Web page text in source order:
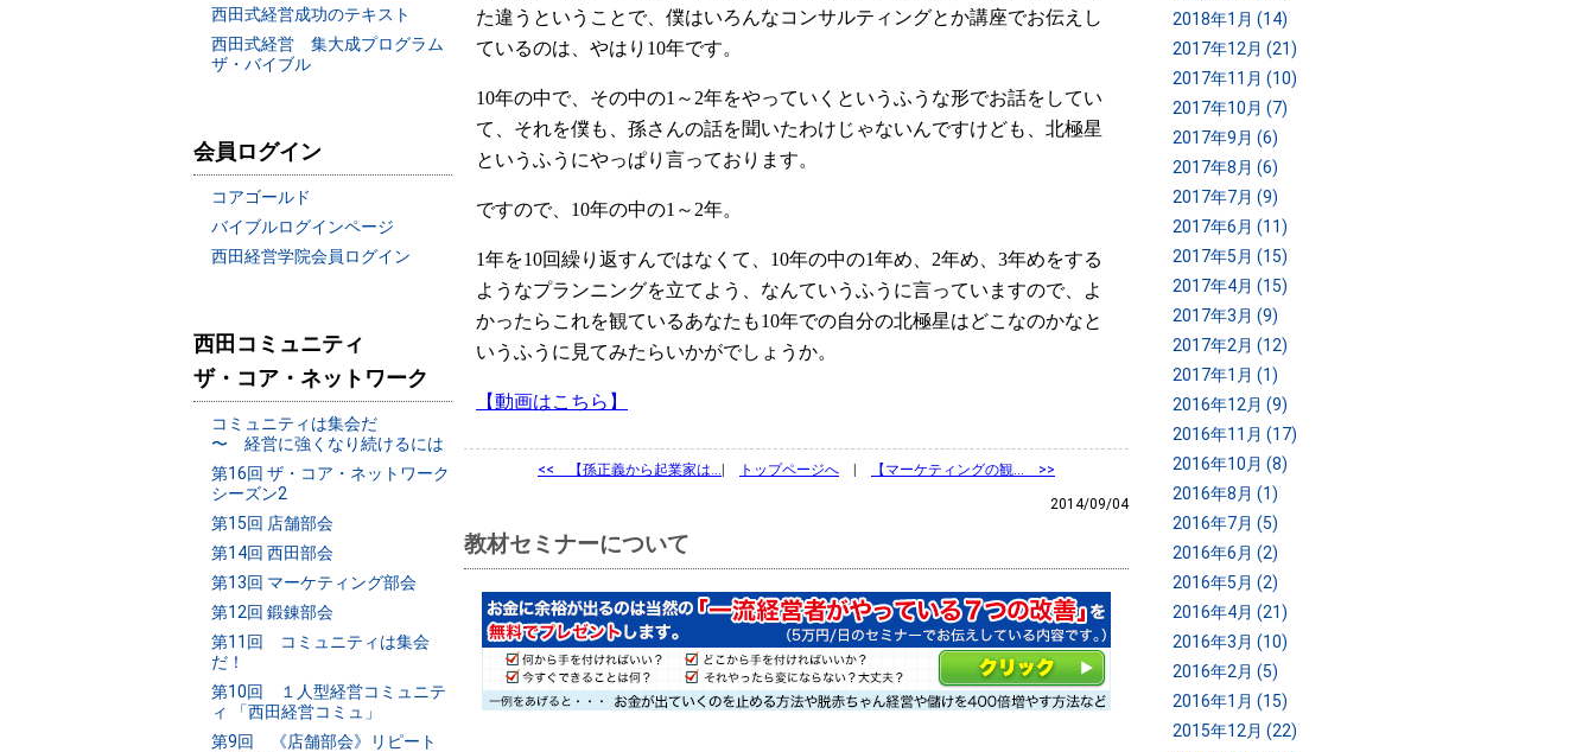
た違うということで、僕はいろんなコンサルティングとか講座でお伝えし
ているのは、やはり10年です。
10年の中で、その中の1～2年をやっていくというふうな形でお話をしてい
て、それを僕も、孫さんの話を聞いたわけじゃないんですけども、北極星
というふうにやっぱり言っております。
ですので、10年の中の1～2年。
1年を10回繰り返すんではなくて、10年の中の1年め、2年め、3年めをする
ようなプランニングを立てよう、なんていうふうに言っていますので、よ
かったらこれを観ているあなたも10年での自分の北極星はどこなのかなと
いうふうに見てみたらいかがでしょうか。
【動画はこちら】
<< 【孫正義から起業家は… | トップページへ | 【マーケティングの観… >>
2014/09/04
教材セミナーについて
西田式経営成功のテキスト
西田式経営 集大成プログラム
ザ・バイブル
会員ログイン
コアゴールド
バイブルログインページ
西田経営学院会員ログイン
西田コミュニティ
ザ・コア・ネットワーク
コミュニティは集会だ
〜 経営に強くなり続けるには
第16回 ザ・コア・ネットワーク
シーズン2
第15回 店舗部会
第14回 西田部会
第13回 マーケティング部会
第12回 鍛錬部会
第11回 コミュニティは集会
だ！
第10回 １人型経営コミュニテ
ィ 「西田経営コミュ」
第9回 《店舗部会》リピート
2018年1月 (14)
2017年12月 (21)
2017年11月 (10)
2017年10月 (7)
2017年9月 (6)
2017年8月 (6)
2017年7月 (9)
2017年6月 (11)
2017年5月 (15)
2017年4月 (15)
2017年3月 (9)
2017年2月 (12)
2017年1月 (1)
2016年12月 (9)
2016年11月 (17)
2016年10月 (8)
2016年8月 (1)
2016年7月 (5)
2016年6月 (2)
2016年5月 (2)
2016年4月 (21)
2016年3月 (10)
2016年2月 (5)
2016年1月 (15)
2015年12月 (22)